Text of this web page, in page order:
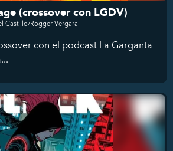
(crossover con LGDV)
Castillo/Rogger Vergara
con el podcast La Garganta